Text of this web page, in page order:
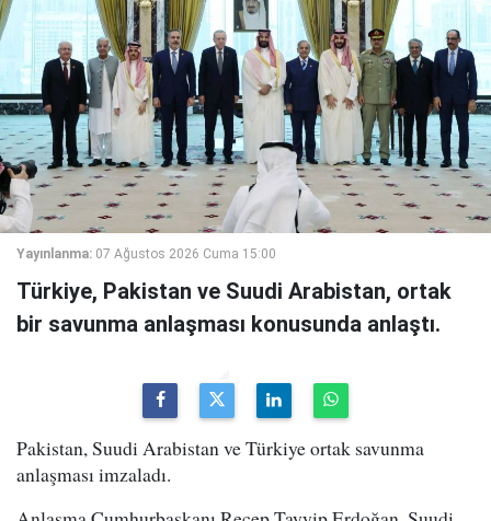
Yayınlanma: 07 Ağustos 2026 Cuma 15:00
Türkiye, Pakistan ve Suudi Arabistan, ortak
bir savunma anlaşması konusunda anlaştı.
Pakistan, Suudi Arabistan ve Türkiye ortak savunma
anlaşması imzaladı.